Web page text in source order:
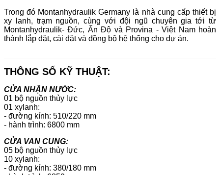
Trong đó Montanhydraulik Germany là nhà cung cấp thiết bị
xy lanh, trạm nguồn, cùng với đội ngũ chuyên gia tới từ
Montanhydraulik- Đức, Ấn Độ và Provina - Việt Nam hoàn
thành lắp đặt, cài đặt và đồng bộ hệ thống cho dự án.
THÔNG SỐ KỸ THUẬT:
CỬA NHẬN NƯỚC:
01 bộ nguồn thủy lực
01 xylanh:
- đường kính: 510/220 mm
- hành trình: 6800 mm
CỬA VAN CUNG:
05 bộ nguồn thủy lực
10 xylanh:
- đường kính: 380/180 mm